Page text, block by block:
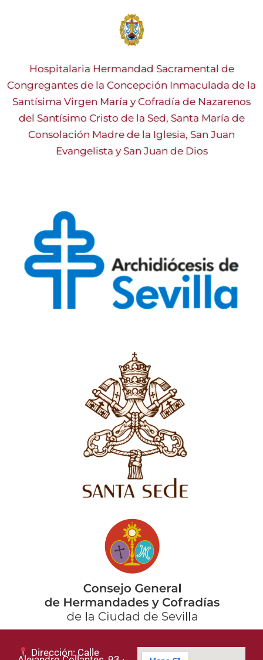
Hospitalaria Hermandad Sacramental de
Congregantes de la Concepción Inmaculada de la
Santísima Virgen María y Cofradía de Nazarenos
del Santísimo Cristo de la Sed, Santa María de
Consolación Madre de la Iglesia, San Juan
Evangelista y San Juan de Dios
Dirección: Calle